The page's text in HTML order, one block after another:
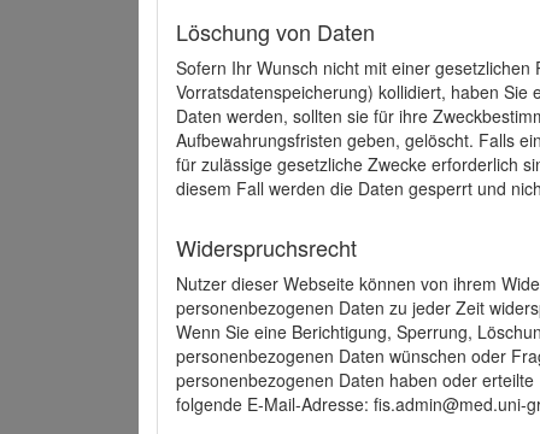
Löschung von Daten
Sofern Ihr Wunsch nicht mit einer
Vorratsdatenspeicherung) kollidiert, haben
Daten werden, sollten sie für ihre
Aufbewahrungsfristen geben, gelöscht. Falls
für zulässige gesetzliche Zwecke erforderlich
diesem Fall werden die Daten gesperrt und
Widerspruchsrecht
Nutzer dieser Webseite können von ihrem
personenbezogenen Daten zu jeder Zeit
Wenn Sie eine Berichtigung, Sperrung,
personenbezogenen Daten wünschen oder
personenbezogenen Daten haben oder
folgende E-Mail-Adresse: fis.admin@med.uni-